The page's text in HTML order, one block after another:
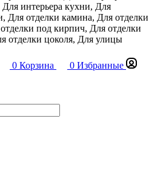
интерьера кухни, Для
Для отделки камина, Для отделки
под кирпич, Для отделки
отделки цоколя, Для улицы
0 Корзина 0 Избранные